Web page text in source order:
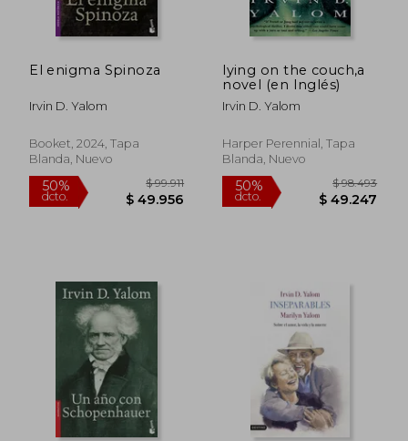
50% $ 122.467 40%
El enigma Spinoza
Irvin D. Yalom
Booket, 2024, Tapa
Blanda, Nuevo
lying on the couch,a
novel (en Inglés)
Irvin D. Yalom
Harper Perennial, Tapa
Blanda, Nuevo